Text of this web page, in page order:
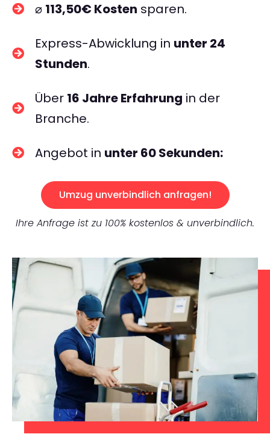
⌀ 113,50€ Kosten sparen.
Express-Abwicklung in unter 24
Stunden.
Über 16 Jahre Erfahrung in der
Branche.
Angebot in unter 60 Sekunden:
Umzug unverbindlich anfragen!
Ihre Anfrage ist zu 100% kostenlos & unverbindlich.